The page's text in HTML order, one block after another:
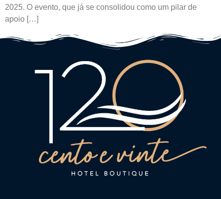
2025. O evento, que já se consolidou como um pilar de
apoio […]